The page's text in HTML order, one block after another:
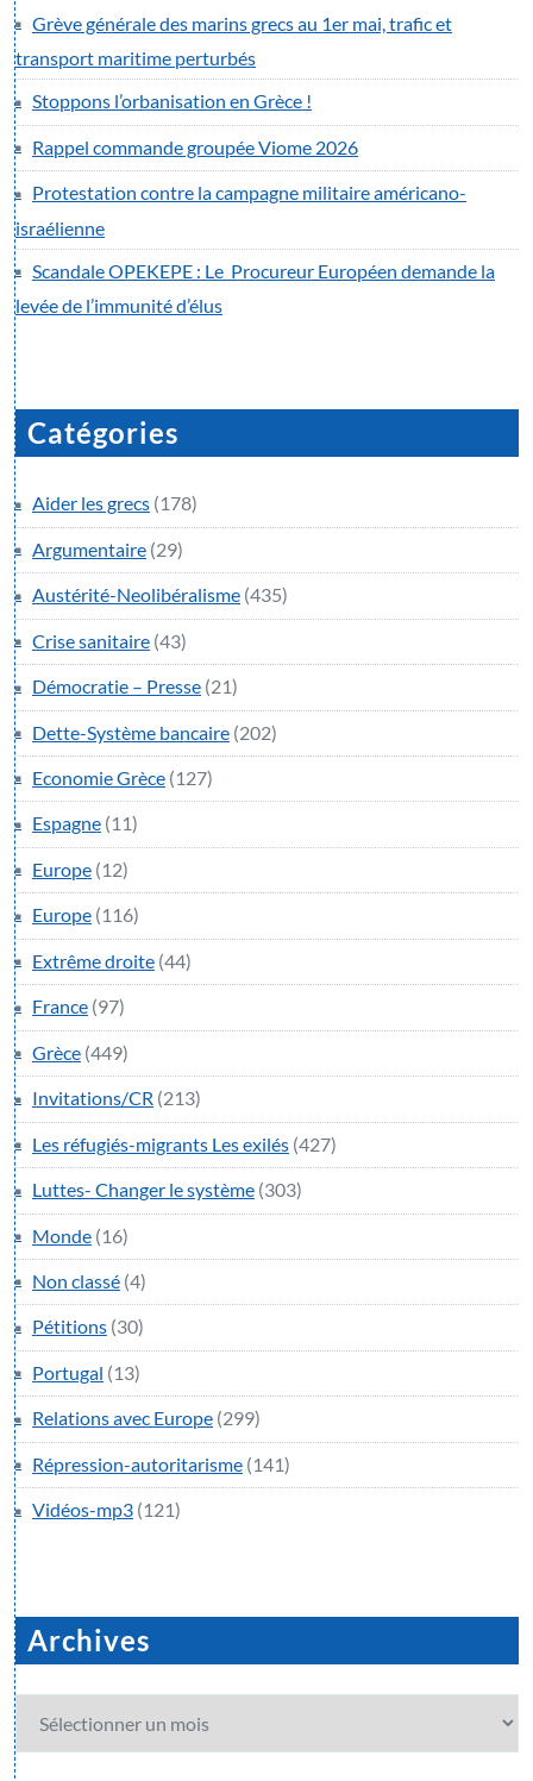
Grève générale des marins grecs au 1er mai, trafic et
transport maritime perturbés
Stoppons l’orbanisation en Grèce !
Rappel commande groupée Viome 2026
Protestation contre la campagne militaire américano-
israélienne
Scandale OPEKEPE : Le Procureur Européen demande la
levée de l’immunité d’élus
Catégories
Aider les grecs (178)
Argumentaire (29)
Austérité-Neolibéralisme (435)
Crise sanitaire (43)
Démocratie – Presse (21)
Dette-Système bancaire (202)
Economie Grèce (127)
Espagne (11)
Europe (12)
Europe (116)
Extrême droite (44)
France (97)
Grèce (449)
Invitations/CR (213)
Les réfugiés-migrants Les exilés (427)
Luttes- Changer le système (303)
Monde (16)
Non classé (4)
Pétitions (30)
Portugal (13)
Relations avec Europe (299)
Répression-autoritarisme (141)
Vidéos-mp3 (121)
Archives
Archives